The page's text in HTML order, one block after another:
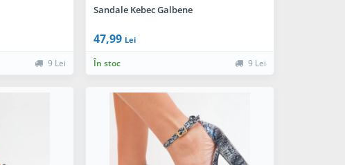
9 Lei
Sandale Kebec Galbene
47,99 Lei
În stoc 9 Lei